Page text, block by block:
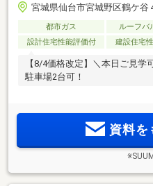
宮城県仙台市宮城野区鶴ケ谷
都市ガス ルーフバ
設計住宅性能評価付
建設住宅
【8/4価格改定】＼本日ご見学
駐車場2台可！
資料を